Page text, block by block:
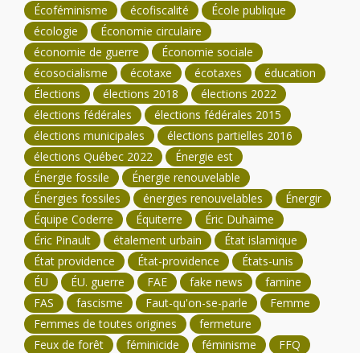
Écoféminisme
écofiscalité
École publique
écologie
Économie circulaire
économie de guerre
Économie sociale
écosocialisme
écotaxe écotaxes
éducation
Élections
élections 2018
élections 2022
élections fédérales
élections fédérales 2015
élections municipales
élections partielles 2016
élections Québec 2022
Énergie est
Énergie fossile
Énergie renouvelable
Énergies fossiles
énergies renouvelables
Énergir
Équipe Coderre
Équiterre
Éric Duhaime
Éric Pinault
étalement urbain
État islamique
État providence
État-providence
États-unis
ÉU
ÉU. guerre FAE fake news
famine
FAS
fascisme Faut-qu'on-se-parle
Femme
Femmes de toutes origines
fermeture
Feux de forêt
féminicide féminisme
FFQ